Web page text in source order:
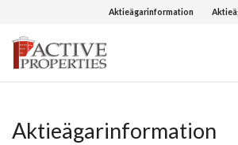
Aktieägarinformation
Aktieägarinformation